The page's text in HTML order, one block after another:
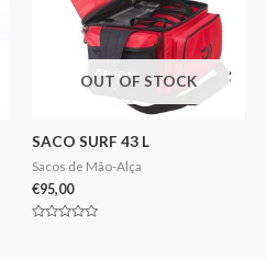
OUT OF STOCK
SACO SURF 43 L
Sacos de Mão-Alça
€95,00